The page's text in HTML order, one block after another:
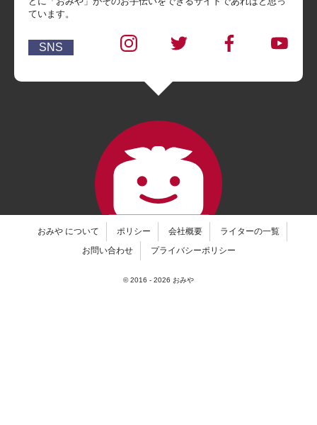
ています。
SNS
おみや について ポリシー 会社概要
ライターの一覧
お問い合わせ
プライバシーポリシー
© 2016 - 2026 おみや